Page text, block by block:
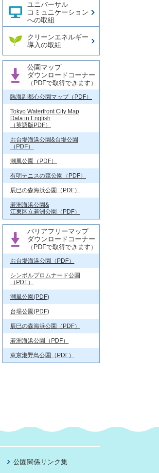
ユニバーサル
コミュニケーション
への取組
クリーンエネルギー
導入の取組
公園マップ
ダウンロードコーナー
（PDFで取得できます）
臨海副都心公園マップ（PDF）
Tokyo Waterfront City Map
Data in English
（英語版PDF）
お台場海浜公園&台場公園
（PDF）
潮風公園（PDF）
有明テニスの森公園（PDF）
辰巳の森海浜公園（PDF）
若洲海浜公園&
江東区立若洲公園（PDF）
バリアフリーマップ
ダウンロードコーナー
（PDFで取得できます）
お台場海浜公園（PDF）
シンボルプロムナード公園
（PDF）
潮風公園(PDF)
台場公園(PDF)
辰巳の森海浜公園（PDF）
若洲海浜公園（PDF）
東京港野鳥公園（PDF）
公園関係リンク集